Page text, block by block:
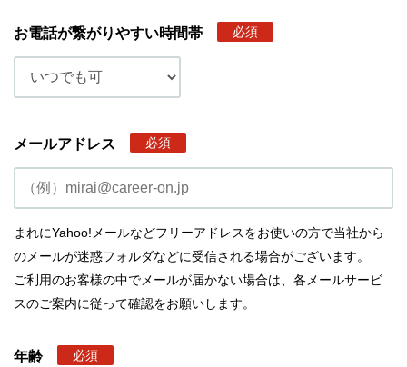
お電話が繋がりやすい時間帯 必須
メールアドレス 必須
まれにYahoo!メールなどフリーアドレスをお使いの方で当社から
のメールが迷惑フォルダなどに受信される場合がございます。
ご利用のお客様の中でメールが届かない場合は、各メールサービ
スのご案内に従って確認をお願いします。
年齢 必須